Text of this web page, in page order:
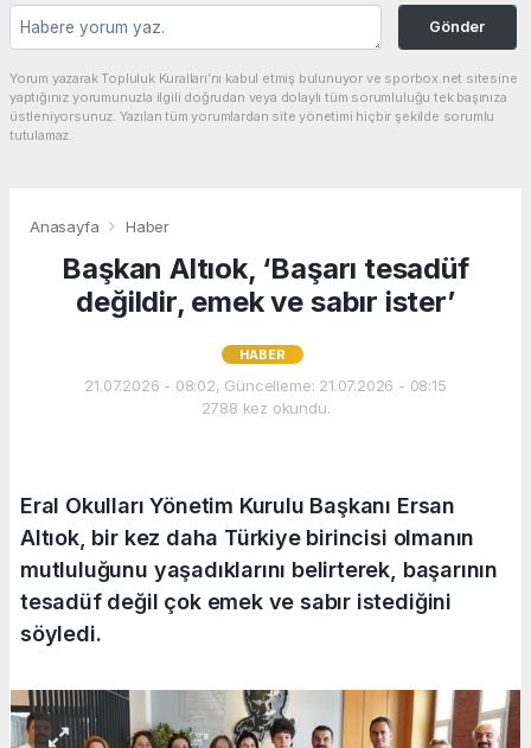
Gönder
Yorum yazarak Topluluk Kuralları’nı kabul etmiş bulunuyor ve sporbox.net sitesine
yaptığınız yorumunuzla ilgili doğrudan veya dolaylı tüm sorumluluğu tek başınıza
üstleniyorsunuz. Yazılan tüm yorumlardan site yönetimi hiçbir şekilde sorumlu
tutulamaz.
Anasayfa Haber
Başkan Altıok, ‘Başarı tesadüf
değildir, emek ve sabır ister’
HABER
21.07.2026 - 08:02, Güncelleme: 21.07.2026 - 08:15
2788 kez okundu.
Eral Okulları Yönetim Kurulu Başkanı Ersan
Altıok, bir kez daha Türkiye birincisi olmanın
mutluluğunu yaşadıklarını belirterek, başarının
tesadüf değil çok emek ve sabır istediğini
söyledi.